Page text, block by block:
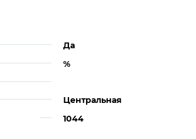
Да
%
Центральная
1044